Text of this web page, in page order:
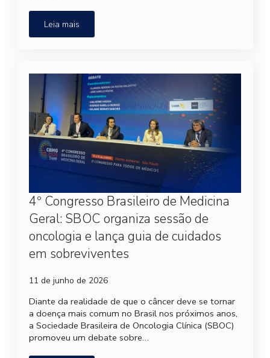
Leia mais
4º Congresso Brasileiro de Medicina
Geral: SBOC organiza sessão de
oncologia e lança guia de cuidados
em sobreviventes
11 de junho de 2026
Diante da realidade de que o câncer deve se tornar
a doença mais comum no Brasil nos próximos anos,
a Sociedade Brasileira de Oncologia Clínica (SBOC)
promoveu um debate sobre…